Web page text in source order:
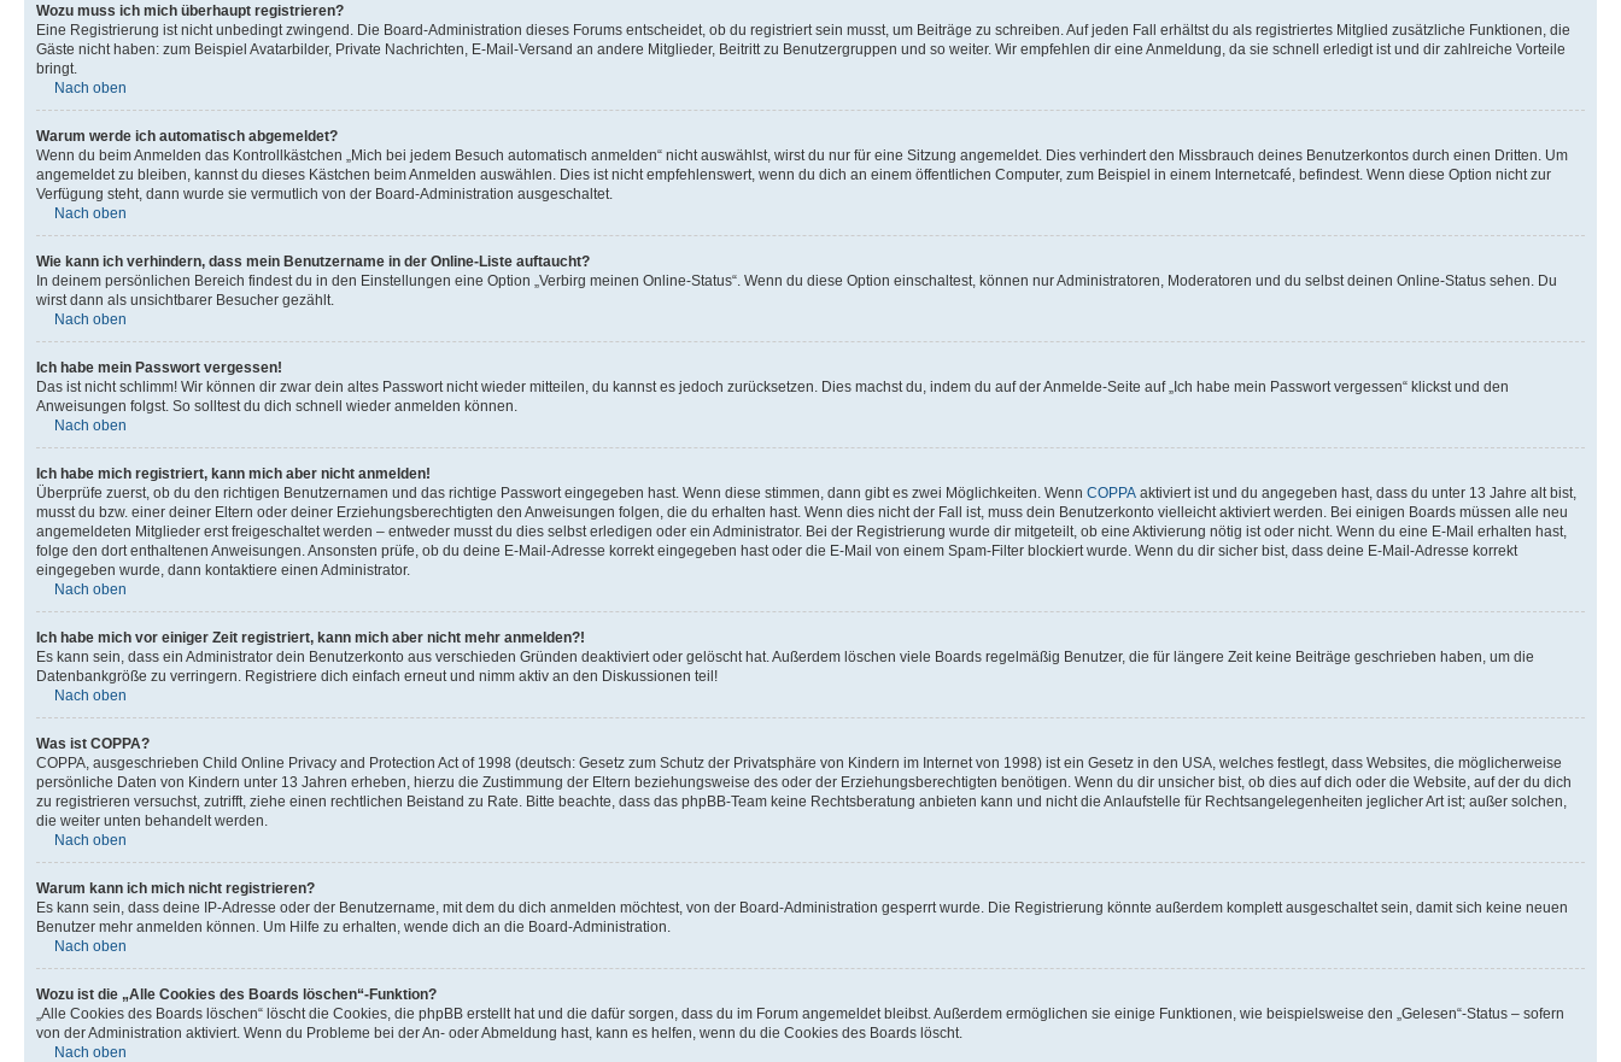
Wozu muss ich mich überhaupt registrieren?
Eine Registrierung ist nicht unbedingt zwingend. Die Board-Administration dieses Forums entscheidet, ob du registriert sein musst, um Beiträge zu schreiben. Auf jeden Fall erhältst du als registriertes Mitglied zusätzliche Funktionen, die
Gäste nicht haben: zum Beispiel Avatarbilder, Private Nachrichten, E-Mail-Versand an andere Mitglieder, Beitritt zu Benutzergruppen und so weiter. Wir empfehlen dir eine Anmeldung, da sie schnell erledigt ist und dir zahlreiche Vorteile
bringt.
Nach oben
Warum werde ich automatisch abgemeldet?
Wenn du beim Anmelden das Kontrollkästchen „Mich bei jedem Besuch automatisch anmelden“ nicht auswählst, wirst du nur für eine Sitzung angemeldet. Dies verhindert den Missbrauch deines Benutzerkontos durch einen Dritten. Um
angemeldet zu bleiben, kannst du dieses Kästchen beim Anmelden auswählen. Dies ist nicht empfehlenswert, wenn du dich an einem öffentlichen Computer, zum Beispiel in einem Internetcafé, befindest. Wenn diese Option nicht zur
Verfügung steht, dann wurde sie vermutlich von der Board-Administration ausgeschaltet.
Nach oben
Wie kann ich verhindern, dass mein Benutzername in der Online-Liste auftaucht?
In deinem persönlichen Bereich findest du in den Einstellungen eine Option „Verbirg meinen Online-Status“. Wenn du diese Option einschaltest, können nur Administratoren, Moderatoren und du selbst deinen Online-Status sehen. Du
wirst dann als unsichtbarer Besucher gezählt.
Nach oben
Ich habe mein Passwort vergessen!
Das ist nicht schlimm! Wir können dir zwar dein altes Passwort nicht wieder mitteilen, du kannst es jedoch zurücksetzen. Dies machst du, indem du auf der Anmelde-Seite auf „Ich habe mein Passwort vergessen“ klickst und den
Anweisungen folgst. So solltest du dich schnell wieder anmelden können.
Nach oben
Ich habe mich registriert, kann mich aber nicht anmelden!
Überprüfe zuerst, ob du den richtigen Benutzernamen und das richtige Passwort eingegeben hast. Wenn diese stimmen, dann gibt es zwei Möglichkeiten. Wenn COPPA aktiviert ist und du angegeben hast, dass du unter 13 Jahre alt bist,
musst du bzw. einer deiner Eltern oder deiner Erziehungsberechtigten den Anweisungen folgen, die du erhalten hast. Wenn dies nicht der Fall ist, muss dein Benutzerkonto vielleicht aktiviert werden. Bei einigen Boards müssen alle neu
angemeldeten Mitglieder erst freigeschaltet werden – entweder musst du dies selbst erledigen oder ein Administrator. Bei der Registrierung wurde dir mitgeteilt, ob eine Aktivierung nötig ist oder nicht. Wenn du eine E-Mail erhalten hast,
folge den dort enthaltenen Anweisungen. Ansonsten prüfe, ob du deine E-Mail-Adresse korrekt eingegeben hast oder die E-Mail von einem Spam-Filter blockiert wurde. Wenn du dir sicher bist, dass deine E-Mail-Adresse korrekt
eingegeben wurde, dann kontaktiere einen Administrator.
Nach oben
Ich habe mich vor einiger Zeit registriert, kann mich aber nicht mehr anmelden?!
Es kann sein, dass ein Administrator dein Benutzerkonto aus verschieden Gründen deaktiviert oder gelöscht hat. Außerdem löschen viele Boards regelmäßig Benutzer, die für längere Zeit keine Beiträge geschrieben haben, um die
Datenbankgröße zu verringern. Registriere dich einfach erneut und nimm aktiv an den Diskussionen teil!
Nach oben
Was ist COPPA?
COPPA, ausgeschrieben Child Online Privacy and Protection Act of 1998 (deutsch: Gesetz zum Schutz der Privatsphäre von Kindern im Internet von 1998) ist ein Gesetz in den USA, welches festlegt, dass Websites, die möglicherweise
persönliche Daten von Kindern unter 13 Jahren erheben, hierzu die Zustimmung der Eltern beziehungsweise des oder der Erziehungsberechtigten benötigen. Wenn du dir unsicher bist, ob dies auf dich oder die Website, auf der du dich
zu registrieren versuchst, zutrifft, ziehe einen rechtlichen Beistand zu Rate. Bitte beachte, dass das phpBB-Team keine Rechtsberatung anbieten kann und nicht die Anlaufstelle für Rechtsangelegenheiten jeglicher Art ist; außer solchen,
die weiter unten behandelt werden.
Nach oben
Warum kann ich mich nicht registrieren?
Es kann sein, dass deine IP-Adresse oder der Benutzername, mit dem du dich anmelden möchtest, von der Board-Administration gesperrt wurde. Die Registrierung könnte außerdem komplett ausgeschaltet sein, damit sich keine neuen
Benutzer mehr anmelden können. Um Hilfe zu erhalten, wende dich an die Board-Administration.
Nach oben
Wozu ist die „Alle Cookies des Boards löschen“-Funktion?
„Alle Cookies des Boards löschen“ löscht die Cookies, die phpBB erstellt hat und die dafür sorgen, dass du im Forum angemeldet bleibst. Außerdem ermöglichen sie einige Funktionen, wie beispielsweise den „Gelesen“-Status – sofern
von der Administration aktiviert. Wenn du Probleme bei der An- oder Abmeldung hast, kann es helfen, wenn du die Cookies des Boards löscht.
Nach oben